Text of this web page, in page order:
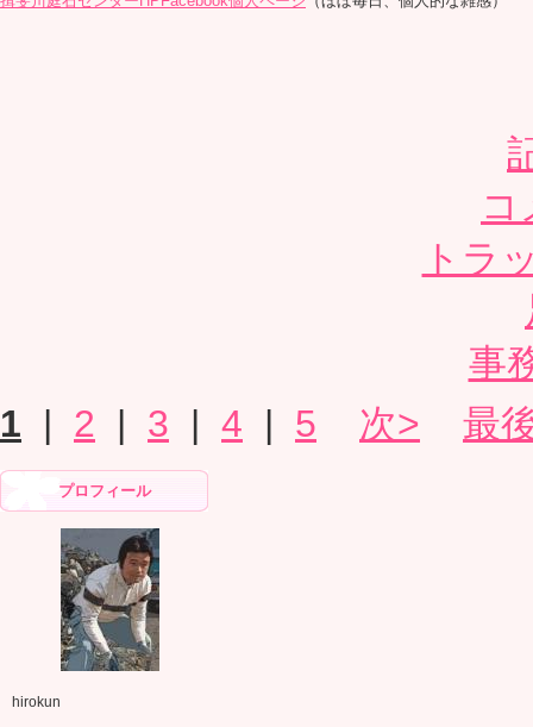
コ
トラ
事
1 | 2 | 3 | 4 | 5 次> 最
プロフィール
hirokun